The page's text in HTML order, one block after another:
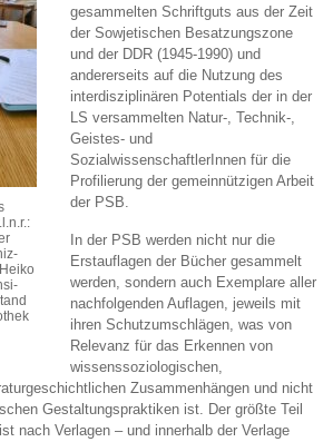
gesammelten Schriftguts aus der Zeit
der Sowjetischen Besatzungszone
und der DDR (1945-1990) und
andererseits auf die Nutzung des
interdisziplinären Potentials der in der
LS versammelten Natur-, Technik-,
Geistes- und
SozialwissenschaftlerInnen für die
Profilierung der gemeinnützigen Arbeit
der PSB.
In der PSB werden nicht nur die
Erstauflagen der Bücher gesammelt
werden, sondern auch Exemplare aller
nachfolgenden Auflagen, jeweils mit
ihren Schutzumschlägen, was von
Relevanz für das Erkennen von
wissenssoziologischen,
Zusammenhängen und nicht
Gestaltungspraktiken ist. Der größte Teil
nach Verlagen – und innerhalb der Verlage